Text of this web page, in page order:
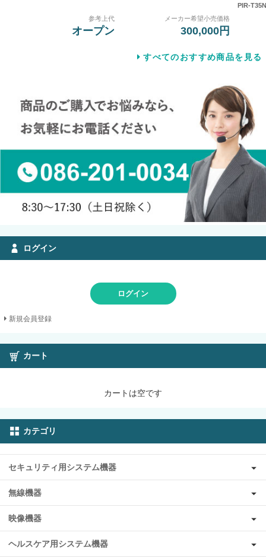
参考上代
オープン
メーカー希望小売価格
300,000円
PIR-
すべてのおすすめ商品を見る
ログイン
ログイン
新規会員登録
カート
カートは空です
カテゴリ
セキュリティ用システム機器
無線機器
映像機器
ヘルスケア用システム機器